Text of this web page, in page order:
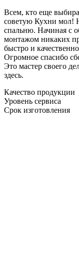
Всем, кто еще
советую Кухни мол!
спальню. Начиная с
монтажом никаких
быстро и
Огромное спасибо
Это мастер своего
здесь.
Качество продукции
Уровень сервиса
Срок изготовления